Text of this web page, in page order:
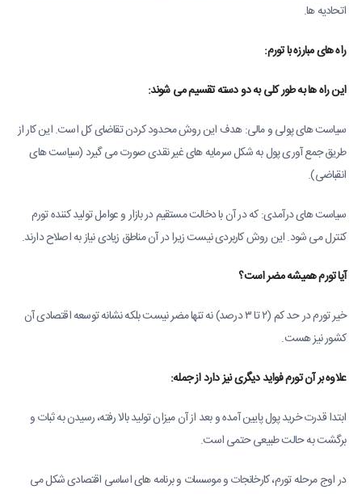
اتحادیه ها.
راه های مبارزه با تورم:
این راه ها به طور کلی به دو دسته تقسیم می شوند:
سیاست های پولی و مالی: هدف این روش محدود کردن تقاضای کل است. این کار از
طریق جمع آوری پول به شکل سرمایه های غیر نقدی صورت می گیرد (سیاست های
انقباضی).
سیاست های درآمدی: که در آن با دخالت مستقیم در بازار و عوامل تولید کننده تورم
کنترل می شود. این روش کاربردی نیست زیرا در آن مناطق زیادی نیاز به اصلاح دارند.
آیا تورم همیشه مضر است؟
خیر تورم در حد کم (۲ تا ۳ درصد) نه تنها مضر نیست بلکه نشانه توسعه اقتصادی آن
کشور نیز هست.
علاوه بر آن تورم فواید دیگری نیز دارد از جمله:
ابتدا قدرت خرید پول پایین آمده و بعد از آن میزان تولید بالا رفته، رسیدن به ثبات و
برگشت به حالت طبیعی حتمی است.
در اوج مرحله تورم، کارخانجات و موسسات و برنامه های اساسی اقتصادی شکل می